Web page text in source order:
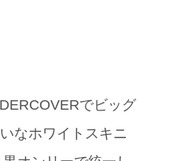
でビッグ
なホワイトスキニ